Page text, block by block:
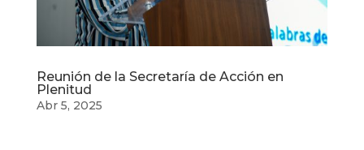
Reunión de la Secretaría de Acción en
Plenitud
Abr 5, 2025